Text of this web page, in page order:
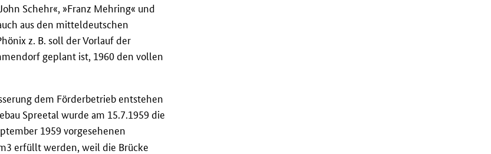
Schehr«, »Franz Mehring« und
aus den mitteldeutschen
z. B. soll der Vorlauf der
geplant ist, 1960 den vollen
dem Förderbetrieb entstehen
Spreetal wurde am 15.7.1959 die
1959 vorgesehenen
erfüllt werden, weil die Brücke